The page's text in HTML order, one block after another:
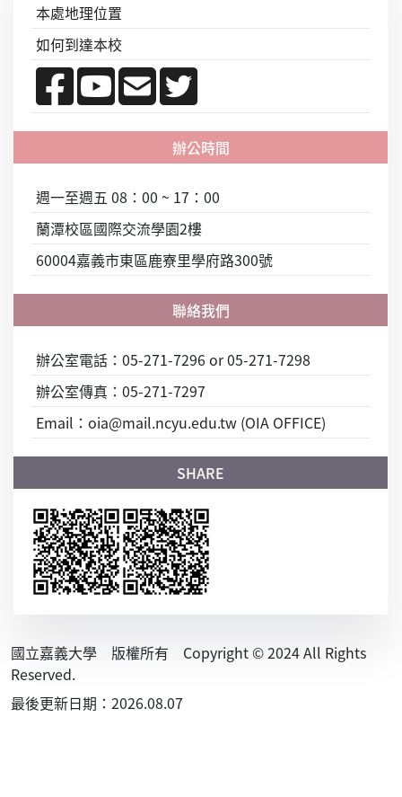
本處地理位置
如何到達本校
週一至週五 08：00 ~ 17：00
蘭潭校區國際交流學園2樓
60004嘉義市東區鹿寮里學府路300號
辦公室電話：05-271-7296 or 05-271-7298
辦公室傳真：05-271-7297
Email：oia@mail.ncyu.edu.tw (OIA OFFICE)
國立嘉義大學 版權所有 Copyright © 2024 All Rights
Reserved.
最後更新日期：2026.08.07